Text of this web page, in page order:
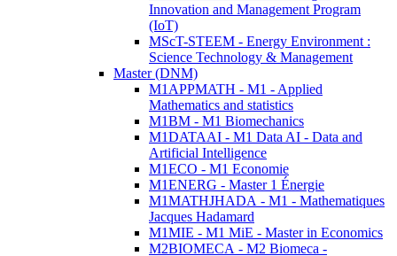
Innovation and Management Program
(IoT)
MScT-STEEM - Energy Environment :
Science Technology & Management
Master (DNM)
M1APPMATH - M1 - Applied
Mathematics and statistics
M1BM - M1 Biomechanics
M1DATAAI - M1 Data AI - Data and
Artificial Intelligence
M1ECO - M1 Economie
M1ENERG - Master 1 Énergie
M1MATHJHADA - M1 - Mathematiques
Jacques Hadamard
M1MIE - M1 MiE - Master in Economics
M2BIOMECA - M2 Biomeca -